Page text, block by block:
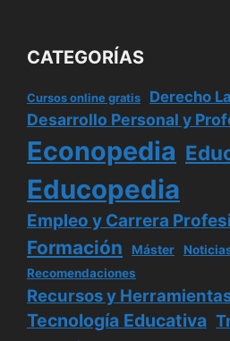
CATEGORÍAS
Cursos online gratis Derecho
Desarrollo Personal y
Econopedia
Educopedia
Empleo y Carrera
Formación Máster
Recomendaciones
Recursos y
Tecnología Educativa